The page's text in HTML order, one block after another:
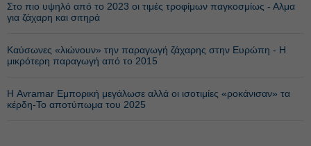
Στο πιο υψηλό από το 2023 οι τιμές τροφίμων παγκοσμίως - Αλμα
για ζάχαρη και σιτηρά
Καύσωνες «λιώνουν» την παραγωγή ζάχαρης στην Ευρώπη - Η
μικρότερη παραγωγή από το 2015
Η Avramar Εμπορική μεγάλωσε αλλά οι ισοτιμίες «ροκάνισαν» τα
κέρδη-Το αποτύπωμα του 2025